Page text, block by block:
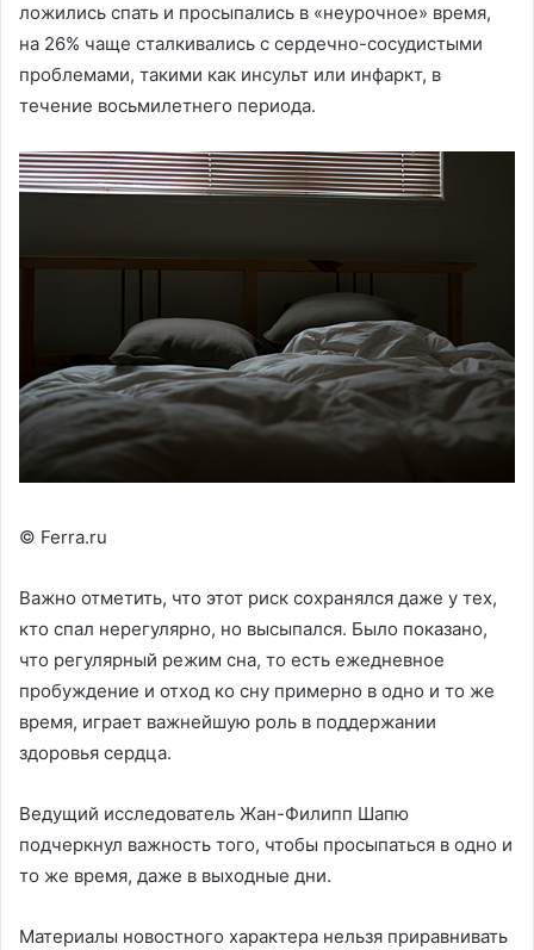
ложились спать и просыпались в «неурочное» время,
на 26% чаще сталкивались с сердечно-сосудистыми
проблемами, такими как инсульт или инфаркт, в
течение восьмилетнего периода.
© Ferra.ru
Важно отметить, что этот риск сохранялся даже у тех,
кто спал нерегулярно, но высыпался. Было показано,
что регулярный режим сна, то есть ежедневное
пробуждение и отход ко сну примерно в одно и то же
время, играет важнейшую роль в поддержании
здоровья сердца.
Ведущий исследователь Жан-Филипп Шапю
подчеркнул важность того, чтобы просыпаться в одно и
то же время, даже в выходные дни.
Материалы новостного характера нельзя приравнивать